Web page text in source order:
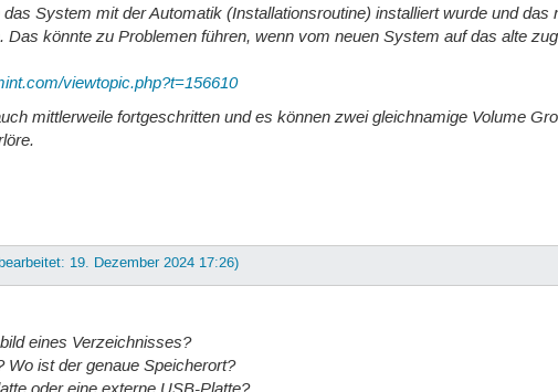
System mit der Automatik (Installationsroutine) installiert wurde und
Das könnte zu Problemen führen, wenn vom neuen System auf das alte
viewtopic.php?t=156610
mittlerweile fortgeschritten und es können zwei gleichnamige Volume
19. Dezember 2024 17:26)
eines Verzeichnisses?
Wo ist der genaue Speicherort?